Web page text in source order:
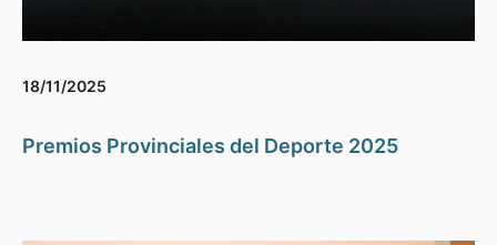
18/11/2025
Premios Provinciales del Deporte 2025